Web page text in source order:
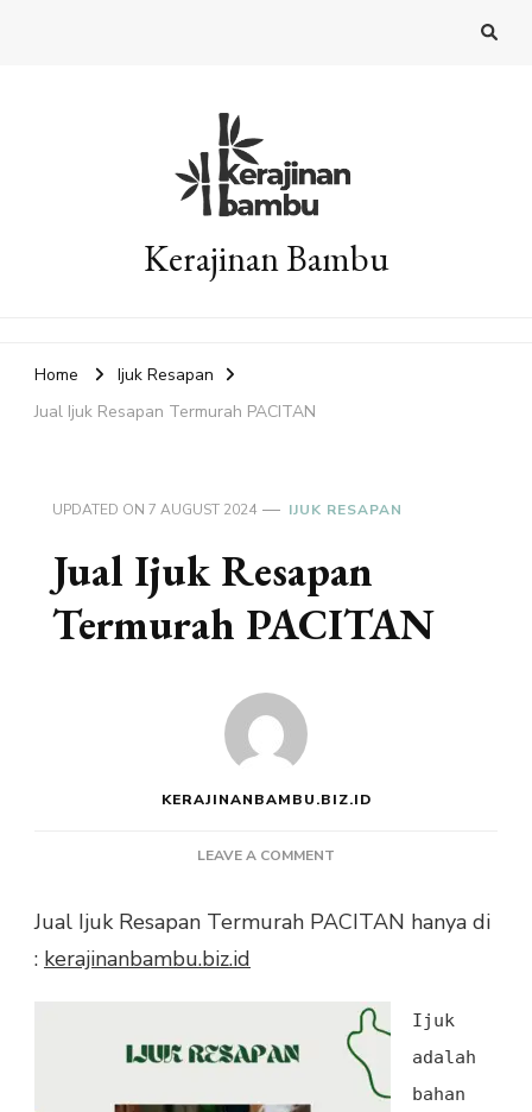
Kerajinan Bambu
Home
Ijuk Resapan
Jual Ijuk Resapan Termurah PACITAN
UPDATED ON 7 AUGUST 2024 IJUK RESAPAN
Jual Ijuk Resapan
Termurah PACITAN
KERAJINANBAMBU.BIZ.ID
LEAVE A COMMENT
RESAPAN
Jual Ijuk Resapan Termurah PACITAN hanya di
: kerajinanbambu.biz.id
Ijuk
adalah
bahan